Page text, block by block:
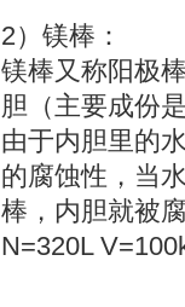
2） 镁棒：
镁棒又称阳极
胆（主要成份
由于内胆里的
的腐蚀性，当
棒，内胆就被
N=320L